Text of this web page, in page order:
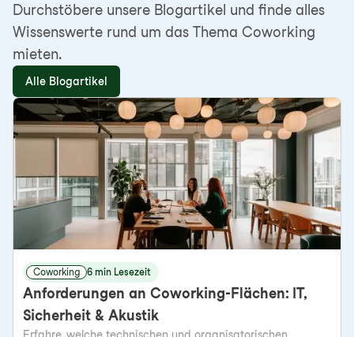
Durchstöbere unsere Blogartikel und finde alles
Wissenswerte rund um das Thema Coworking
mieten.
Alle Blogartikel
Coworking 6 min Lesezeit
Anforderungen an Coworking-Flächen: IT,
Sicherheit & Akustik